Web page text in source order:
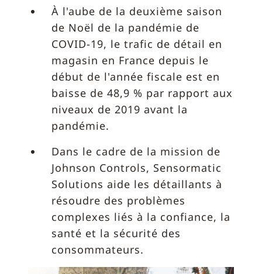
À l'aube de la deuxième saison
de Noël de la pandémie de
COVID-19, le trafic de détail en
magasin en France depuis le
début de l'année fiscale est en
baisse de 48,9 % par rapport aux
niveaux de 2019 avant la
pandémie.
Dans le cadre de la mission de
Johnson Controls, Sensormatic
Solutions aide les détaillants à
résoudre des problèmes
complexes liés à la confiance, la
santé et la sécurité des
consommateurs.